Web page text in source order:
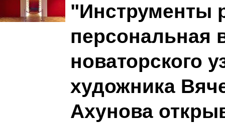
"Инструменты
персональная
новаторского
художника
Ахунова